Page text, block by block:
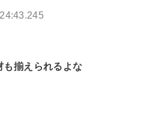
も揃えられるよな